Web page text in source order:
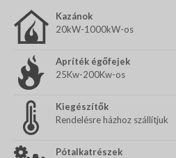
Kazánok
20kW-1000kW-os
Apríték égőfejek
25Kw-200Kw-os
Kiegészítők
Rendelésre házhoz szállítjuk
Pótalkatrészek